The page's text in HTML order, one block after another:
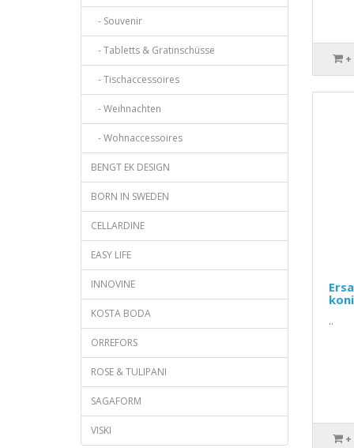
- Souvenir
- Tabletts & Gratinschüsse
- Tischaccessoires
- Weihnachten
- Wohnaccessoires
BENGT EK DESIGN
BORN IN SWEDEN
CELLARDINE
EASY LIFE
INNOVINE
KOSTA BODA
ORREFORS
ROSE & TULIPANI
SAGAFORM
VISKI
+
..
+